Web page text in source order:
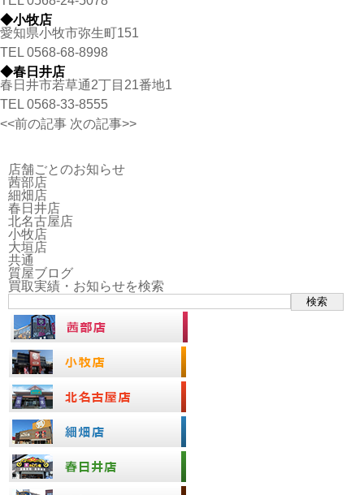
◆小牧店
愛知県小牧市弥生町151
TEL0568-68-8998
◆春日井店
春日井市若草通2丁目21番地1
TEL0568-33-8555
<<前の記事 次の記事>>
店舗ごとのお知らせ
茜部店
細畑店
春日井店
北名古屋店
小牧店
大垣店
共通
質屋ブログ
買取実績・お知らせを検索
検索